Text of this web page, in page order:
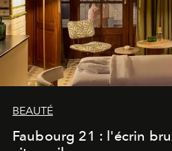
BEAUTÉ
Faubourg 21 : l'écrin